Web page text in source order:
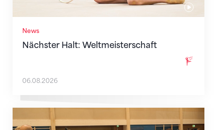
News
Nächster Halt: Weltmeisterschaft
06.08.2026
Mit klaren Zielen nach Zagreb